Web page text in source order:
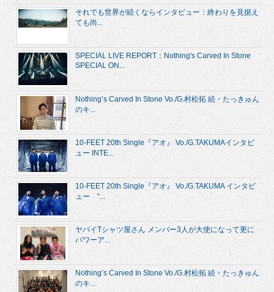
それでも世界が続くならインタビュー：終わりを見据え
ても尚...
SPECIAL LIVE REPORT：Nothing's Carved In Stone
SPECIAL ON...
Nothing’s Carved In Stone Vo./G.村松拓 続・たっきゅん
のキ...
10-FEET 20th Single『アオ』 Vo./G.TAKUMAインタビ
ュー INTE...
10-FEET 20th Single『アオ』 Vo./G.TAKUMA インタビ
ュー “...
ヤバイTシャツ屋さん メンバー3人が大使になって更に
パワーア...
Nothing’s Carved In Stone Vo./G.村松拓 続・たっきゅん
のキ...